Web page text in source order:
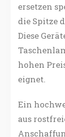
ersetzen
die Spitze
Diese
hohen
eignet.
Ein
aus